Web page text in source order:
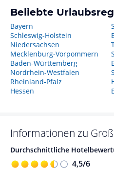
Beliebte
Bayern
Schleswig-Holstein
Niedersachsen
Mecklenburg-Vorpommern
Baden-Württemberg
Nordrhein-Westfalen
Rheinland-Pfalz
Hessen
Informationen zu
Durchschnittliche
4,5/6